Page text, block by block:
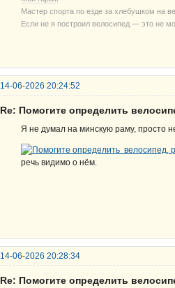
Мастер спорта по езде за хлебушком на
Если не я построил велосипед — это не
14-06-2026 20:24:52
Re: Помогите определить
Я не думал на минскую раму, просто
речь видимо о нём.
14-06-2026 20:28:34
Re: Помогите определить